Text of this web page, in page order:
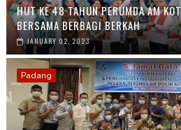
HUT KE 48 TAHUN PERUMDA AM
BERSAMA BERBAGI BERKAH
JANUARY 02, 2023
Padang